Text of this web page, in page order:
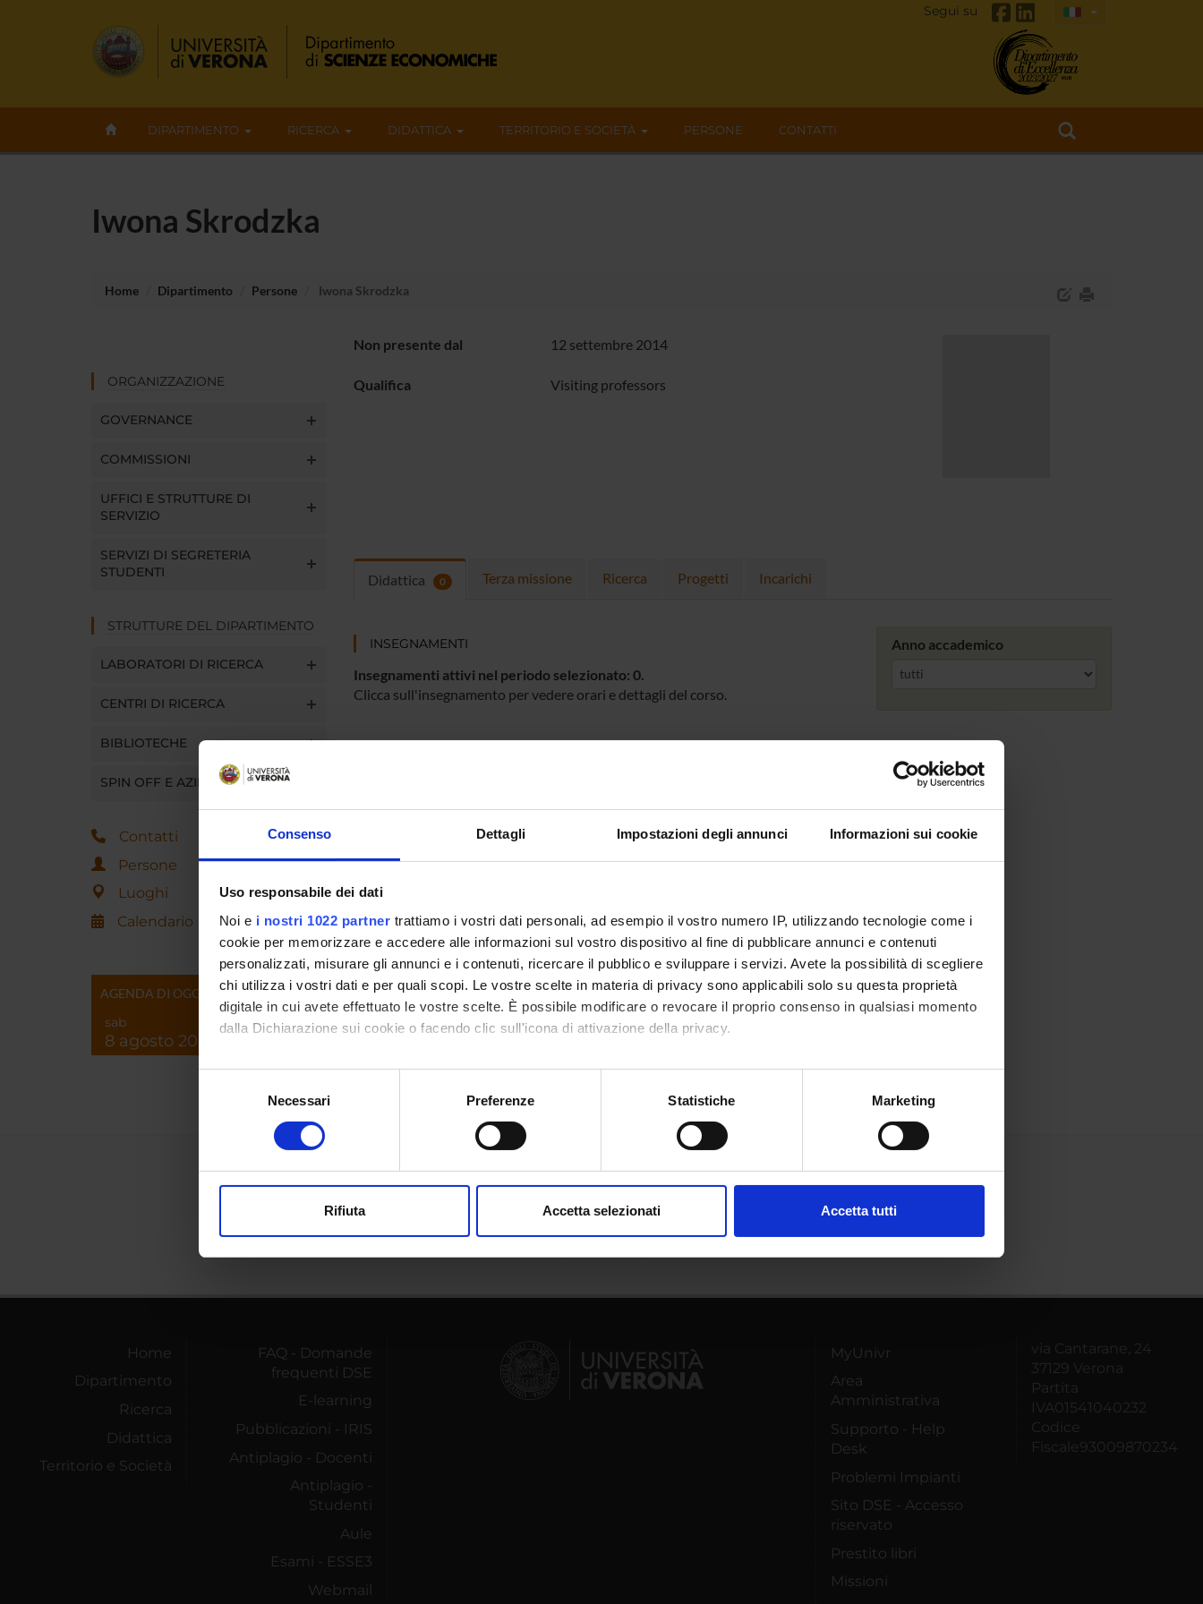
Consenso Dettagli Impostazioni degli annunci Informazioni sui cookie
Uso responsabile dei dati
Noi e i nostri 1022 partner trattiamo i vostri dati personali, ad esempio il vostro numero IP, utilizzando tecnologie come i
cookie per memorizzare e accedere alle informazioni sul vostro dispositivo al fine di pubblicare annunci e contenuti
personalizzati, misurare gli annunci e i contenuti, ricercare il pubblico e sviluppare i servizi. Avete la possibilità di scegliere
chi utilizza i vostri dati e per quali scopi. Le vostre scelte in materia di privacy sono applicabili solo su questa proprietà
digitale in cui avete effettuato le vostre scelte. È possibile modificare o revocare il proprio consenso in qualsiasi momento
dalla Dichiarazione sui cookie o facendo clic sull'icona di attivazione della privacy.
Con il tuo consenso, vorremmo anche:
raccogliere informazioni sulla tua posizione geografica, con un'approssimazione di qualche metro,
digitali).
modificare o ritirare il tuo consenso in qualsiasi momento dalla Dichiarazione sui cookie.
Necessari Preferenze Statistiche Marketing
Rifiuta Accetta selezionati Accetta tutti
Segui su
DIPARTIMENTO RICERCA DIDATTICA TERRITORIO E SOCIETÀ PERSONE CONTATTI
Iwona Skrodzka
Home Dipartimento Persone Iwona Skrodzka
ORGANIZZAZIONE
GOVERNANCE
COMMISSIONI
UFFICI E STRUTTURE DI
SERVIZIO
SERVIZI DI SEGRETERIA
STUDENTI
STRUTTURE DEL DIPARTIMENTO
LABORATORI DI RICERCA
CENTRI DI RICERCA
BIBLIOTECHE
SPIN OFF E AZIENDE
Contatti
Persone
Luoghi
Calendario
AGENDA DI OGGI
sab
8 agosto 2026
Non presente dal 12 settembre 2014
Qualifica Visiting professors
Didattica 0 Terza missione Ricerca Progetti Incarichi
INSEGNAMENTI
Insegnamenti attivi nel periodo selezionato: 0.
Clicca sull'insegnamento per vedere orari e dettagli del corso.
Anno accademico
Home
Dipartimento
Ricerca
Didattica
Territorio e Società
FAQ - Domande
frequenti DSE
E-learning
Pubblicazioni - IRIS
Antiplagio - Docenti
Antiplagio -
Studenti
Aule
Esami - ESSE3
Webmail
MyUnivr
Area
Amministrativa
Supporto - Help
Desk
Problemi Impianti
Sito DSE - Accesso
riservato
Prestito libri
Missioni
via Cantarane, 24
37129 Verona
Partita
IVA01541040232
Codice
Fiscale93009870234